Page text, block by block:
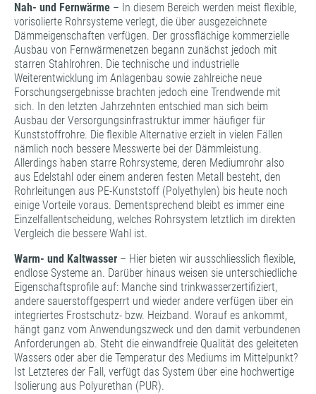
Nah- und Fernwärme – In diesem Bereich werden meist flexible,
vorisolierte Rohrsysteme verlegt, die über ausgezeichnete
Dämmeigenschaften verfügen. Der grossflächige kommerzielle
Ausbau von Fernwärmenetzen begann zunächst jedoch mit
starren Stahlrohren. Die technische und industrielle
Weiterentwicklung im Anlagenbau sowie zahlreiche neue
Forschungsergebnisse brachten jedoch eine Trendwende mit
sich. In den letzten Jahrzehnten entschied man sich beim
Ausbau der Versorgungsinfrastruktur immer häufiger für
Kunststoffrohre. Die flexible Alternative erzielt in vielen Fällen
nämlich noch bessere Messwerte bei der Dämmleistung.
Allerdings haben starre Rohrsysteme, deren Mediumrohr also
aus Edelstahl oder einem anderen festen Metall besteht, den
Rohrleitungen aus PE-Kunststoff (Polyethylen) bis heute noch
einige Vorteile voraus. Dementsprechend bleibt es immer eine
Einzelfallentscheidung, welches Rohrsystem letztlich im direkten
Vergleich die bessere Wahl ist.
Warm- und Kaltwasser – Hier bieten wir ausschliesslich flexible,
endlose Systeme an. Darüber hinaus weisen sie unterschiedliche
Eigenschaftsprofile auf: Manche sind trinkwasserzertifiziert,
andere sauerstoffgesperrt und wieder andere verfügen über ein
integriertes Frostschutz- bzw. Heizband. Worauf es ankommt,
hängt ganz vom Anwendungszweck und den damit verbundenen
Anforderungen ab. Steht die einwandfreie Qualität des geleiteten
Wassers oder aber die Temperatur des Mediums im Mittelpunkt?
Ist Letzteres der Fall, verfügt das System über eine hochwertige
Isolierung aus Polyurethan (PUR).